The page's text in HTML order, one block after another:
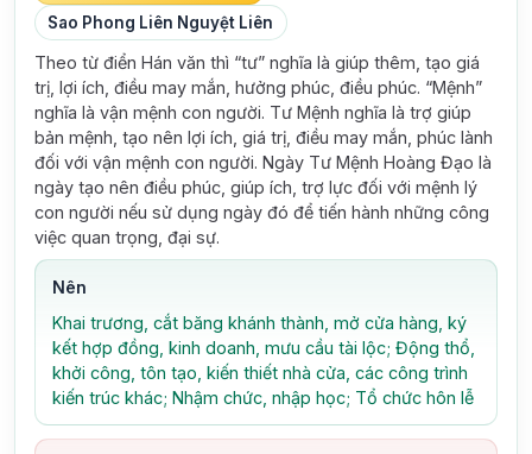
Sao Phong Liên Nguyệt Liên
Theo từ điển Hán văn thì “tư” nghĩa là giúp thêm, tạo giá
trị, lợi ích, điều may mắn, hưởng phúc, điều phúc. “Mệnh”
nghĩa là vận mệnh con người. Tư Mệnh nghĩa là trợ giúp
bản mệnh, tạo nên lợi ích, giá trị, điều may mắn, phúc lành
đối với vận mệnh con người. Ngày Tư Mệnh Hoàng Đạo là
ngày tạo nên điều phúc, giúp ích, trợ lực đối với mệnh lý
con người nếu sử dụng ngày đó để tiến hành những công
việc quan trọng, đại sự.
Nên
Khai trương, cắt băng khánh thành, mở cửa hàng, ký
kết hợp đồng, kinh doanh, mưu cầu tài lộc; Động thổ,
khởi công, tôn tạo, kiến thiết nhà cửa, các công trình
kiến trúc khác; Nhậm chức, nhập học; Tổ chức hôn lễ